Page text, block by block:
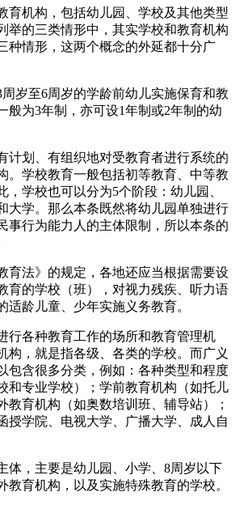
育机构，包括幼儿园、学校及其他类型
举的三类情形中，其实学校和教育机构
种情形，这两个概念的外延都十分广
岁至6周岁的学龄前幼儿实施保育和教
般为3年制，亦可设1年制或2年制的幼
计划、有组织地对受教育者进行系统的
。学校教育一般包括初等教育、中等教
，学校也可以分为5个阶段：幼儿园、
大学。那么本条既然将幼儿园单独进行
事行为能力人的主体限制，所以本条的
育法》的规定，各地还应当根据需要设
育的学校（班），对视力残疾、听力语
适龄儿童、少年实施义务教育。
行各种教育工作的场所和教育管理机
构，就是指各级、各类的学校。而广义
包含很多分类，例如：各种类型和程度
和专业学校）；学前教育机构（如托儿
教育机构（如奥数培训班、辅导站）；
授学院、电视大学、广播大学、成人自
体，主要是幼儿园、小学、8周岁以下
教育机构，以及实施特殊教育的学校。